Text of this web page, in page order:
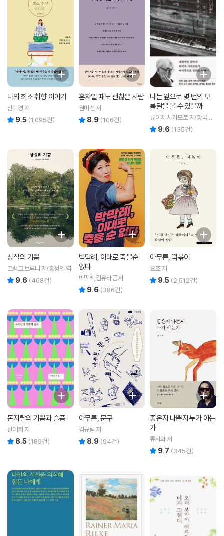
나의 최소 취향 이야기
신미경 저
9.5 (1,095건)
혼자일 때도 괜찮은 사람
권미선 저
8.9 (106건)
나는 앞으로 몇 번의 보
름달을 볼 수 있을까
류이치 사카모토 저/황국영
역 9.6 (135건)
상실의 기쁨
프랭크 브루니 저/홍정인 역
9.6 (468건)
박막례, 이대로 죽을순
없다
박막례,김유라 공저
9.6 (386건)
아무튼, 떡볶이
요조 저
9.5 (2,512건)
돈지랄의 기쁨과 슬픔
신예희 저
8.5 (189건)
아무튼, 문구
김규림 저
8.9 (94건)
좋은지 나쁜지 누가 아는
가
류시화 저
9.7 (345건)